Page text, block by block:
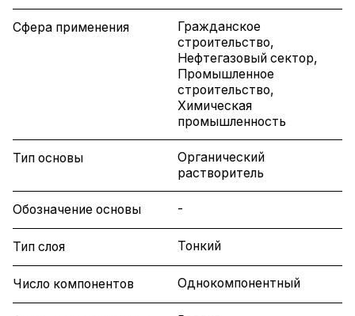
Сфера применения
Гражданское
строительство,
Нефтегазовый сектор,
Промышленное
строительство,
Химическая
промышленность
Тип основы
Органический
растворитель
Обозначение основы -
Тип слоя Тонкий
Число компонентов Однокомпонентный